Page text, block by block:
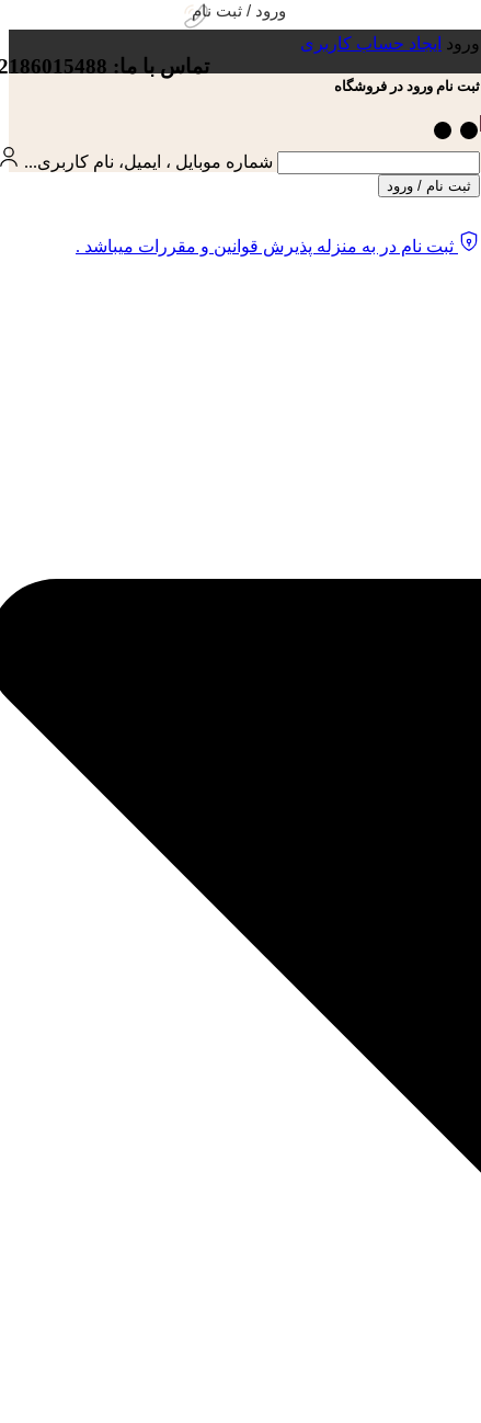
تماس با ما: 02186015488
ورود / ثبت نام
ورود
ایجاد حساب کاربری
ثبت نام ورود در فروشگاه
شماره موبایل ، ایمیل، نام کاربری...
ثبت نام / ورود
ثبت نام در به منزله پذیرش قوانین و مقررات میباشد .